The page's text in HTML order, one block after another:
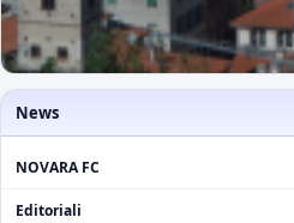
News
NOVARA FC
Editoriali